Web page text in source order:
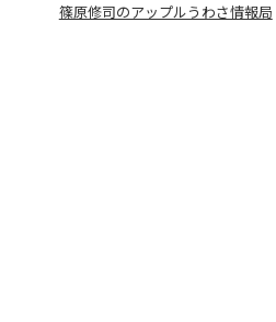
篠原修司のアップルうわさ情報局